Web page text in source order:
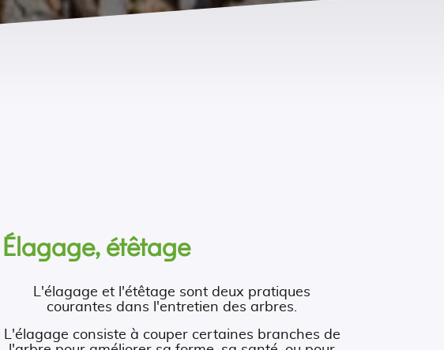
Élagage, étêtage
L'élagage et l'étêtage sont deux pratiques
courantes dans l'entretien des arbres.
L'élagage consiste à couper certaines branches de